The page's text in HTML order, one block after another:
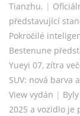
Tianzhu. |
představující
Pokročilé
Bestenune
Yueyi 07, zítra
SUV: nová barva
View vydán |
2025 a vozidlo je